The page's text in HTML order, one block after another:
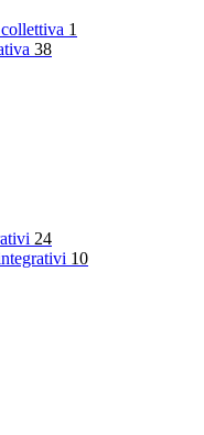
1
38
24
10